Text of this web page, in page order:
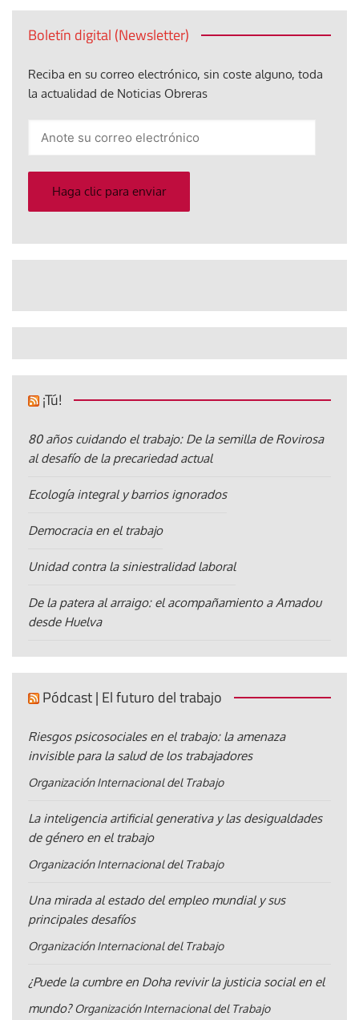
Boletín digital (Newsletter)
Reciba en su correo electrónico, sin coste alguno, toda
la actualidad de Noticias Obreras
electrónico
Haga clic para enviar
¡Tú!
80 años cuidando el trabajo: De la semilla de Rovirosa
al desafío de la precariedad actual
Ecología integral y barrios ignorados
Democracia en el trabajo
Unidad contra la siniestralidad laboral
De la patera al arraigo: el acompañamiento a Amadou
desde Huelva
Pódcast | El futuro del trabajo
Riesgos psicosociales en el trabajo: la amenaza
invisible para la salud de los trabajadores
Organización Internacional del Trabajo
La inteligencia artificial generativa y las desigualdades
de género en el trabajo
Organización Internacional del Trabajo
Una mirada al estado del empleo mundial y sus
principales desafíos
Organización Internacional del Trabajo
¿Puede la cumbre en Doha revivir la justicia social en el
mundo? Organización Internacional del Trabajo